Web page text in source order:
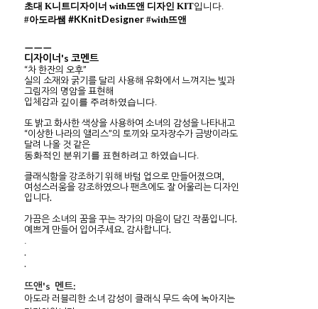
초대 K니트디자이너 with뜨앤 디자인 KIT입니다.
#아도라쌤 #KKnitDesigner #with뜨앤
ㅡㅡㅡ
디자이너's 코멘트
“차 한잔의 오후”
실의 소재와 굵기를 달리 사용해 유화에서 느껴지는 빛과
그림자의 명암을 표현해
입체감과 깊이를 주려하였습니다.
또 밝고 화사한 색상을 사용하여 소녀의 감성을 나타내고
“이상한 나라의 앨리스”의 토끼와 모자장수가 금방이라도
달려 나올 것 같은
동화적인 분위기를 표현하려고 하였습니다.
클래식함을 강조하기 위해 바텀 업으로 만들어졌으며,
여성스러움을 강조하였으나 팬츠에도 잘 어울리는 디자인
입니다.
가끔은 소녀의 꿈을 꾸는 작가의 마음이 담긴 작품입니다.
예쁘게 만들어 입어주세요. 감사합니다.
.
.
.
뜨앤's 멘트:
아도라 러블리한 소녀 감성이 클래식 무드 속에 녹아지는